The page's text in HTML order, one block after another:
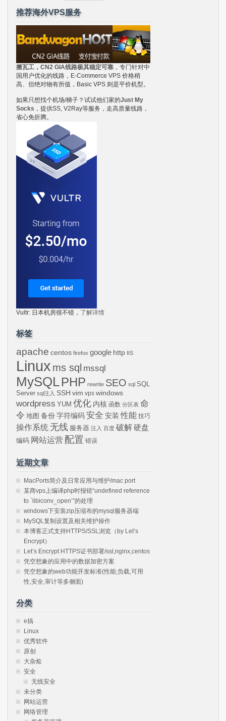
推荐海外VPS服务
搬瓦工，CN2 GIA线路极其稳定可靠 ，专门针对中
国用户优化的线路，E-Commerce VPS 价格稍
高、但绝对物有所值，Basic VPS 则是平价机型。
如果只想找个机场/梯子？试试他们家的Just My
Socks ，提供SS, V2Ray等服务，走高质量线路，
省心免折腾。
Vultr: 日本机房很不错， 了解详情
标签
apache centos firefox google http IIS
Linux ms sql mssql
MySQLPHP rewrite SEO sql SQL
Server sql注入 SSH vim vps windows
wordpress YUM 优化 内核 函数 分区表 命
令 地图 备份 字符编码 安全 安装 性能 技巧
操作系统 无线 服务器 注入 百度 破解硬盘
编码 网站运营 配置 错误
近期文章
MacPorts简介及日常应用与维护/mac port
某商vps上编译php时报错“undefined reference
to `libiconv_open’”的处理
windows下安装zip压缩布的mysql服务器端
MySQL复制设置及相关维护操作
本博客正式支持HTTPS/SSL浏览（by Let’s
Encrypt）
Let’s Encrypt HTTPS证书部署/ssl,nginx,centos
凭空想象的应用中的数据加密方案
凭空想象的web功能开发标准(性能,负载,可用
性,安全,审计等多侧面)
分类
e搞
Linux
优秀软件
原创
大杂烩
安全
无线安全
未分类
网站运营
网络管理